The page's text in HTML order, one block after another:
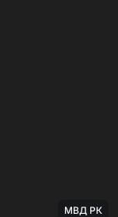
МВД РК